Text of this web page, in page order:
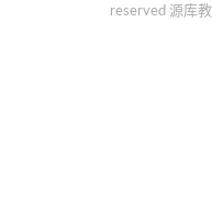
reserved 源库